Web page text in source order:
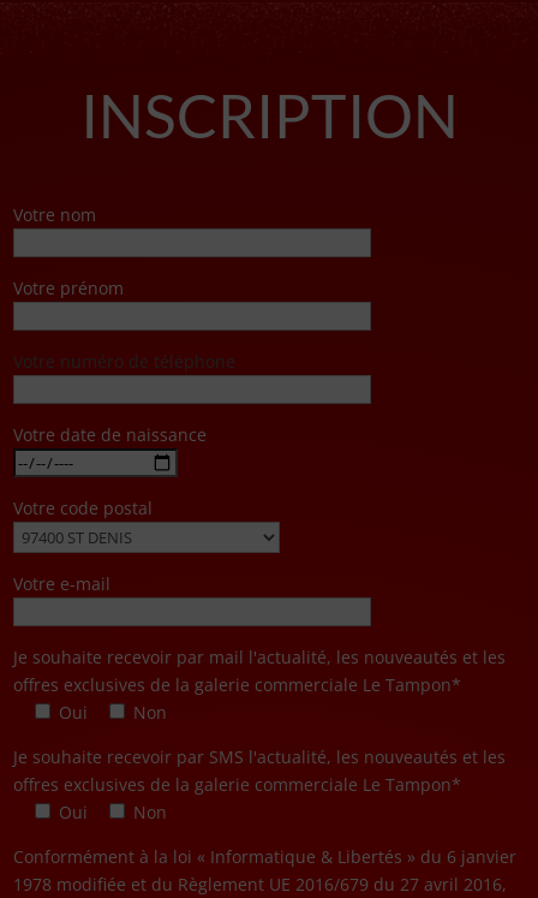
INSCRIPTION
Votre nom
Votre prénom
Votre numéro de téléphone
Votre date de naissance
Votre code postal
Votre e-mail
Je souhaite recevoir par mail l'actualité, les nouveautés et les
offres exclusives de la galerie commerciale Le Tampon*
Oui
Non
Je souhaite recevoir par SMS l'actualité, les nouveautés et les
offres exclusives de la galerie commerciale Le Tampon*
Oui
Non
Conformément à la loi « Informatique & Libertés » du 6 janvier
1978 modifiée et du Règlement UE 2016/679 du 27 avril 2016,